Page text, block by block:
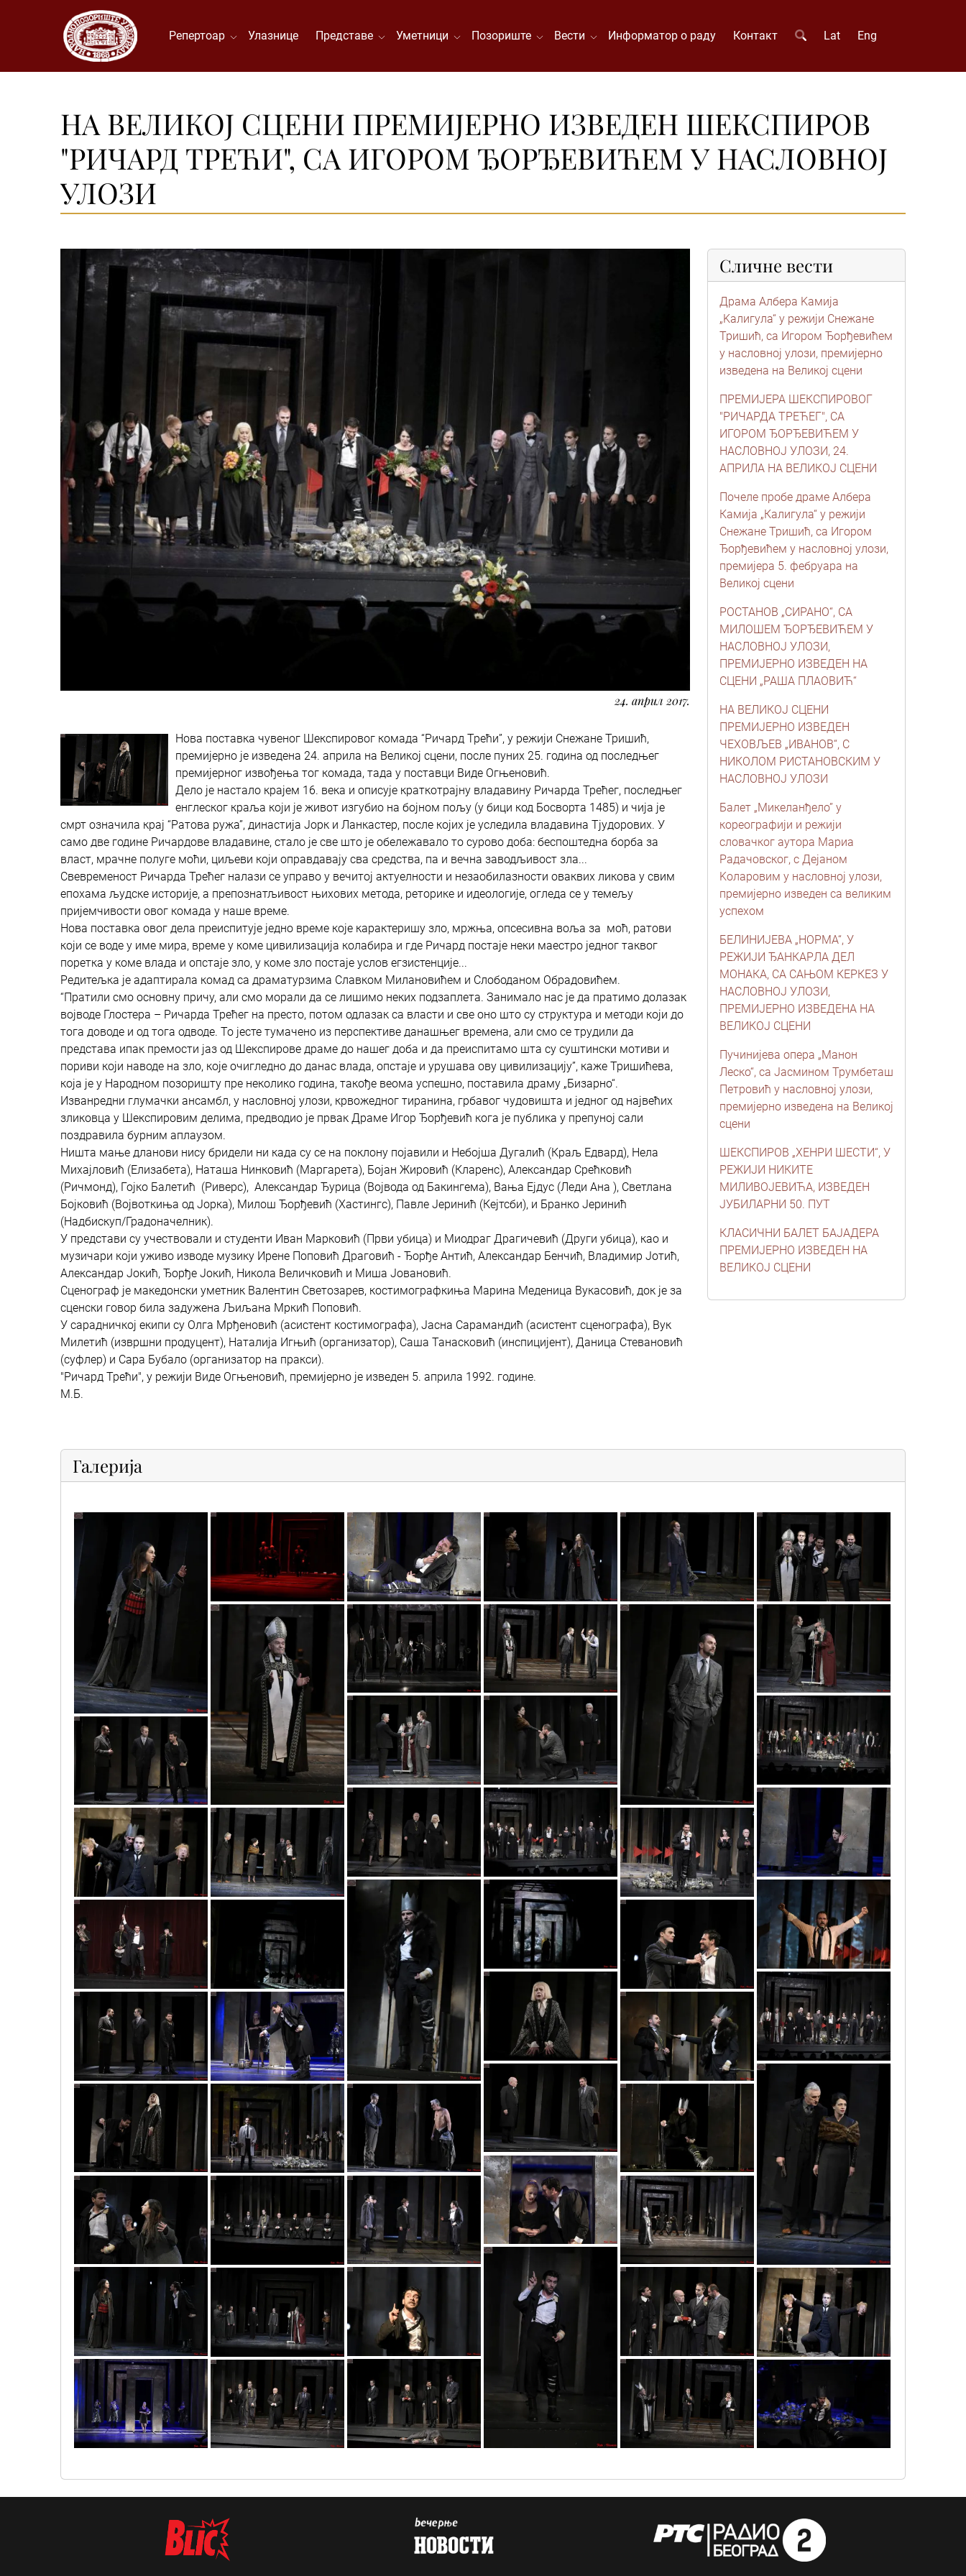
Репертоар Улазнице Представе Уметници Позориште Вести Информатор о раду Контакт Lat Eng
НА ВЕЛИКОЈ СЦЕНИ ПРЕМИЈЕРНО ИЗВЕДЕН ШЕКСПИРОВ
"РИЧАРД ТРЕЋИ", СА ИГОРОМ ЂОРЂЕВИЋЕМ У НАСЛОВНОЈ
УЛОЗИ
24. април 2017.
Нова поставка чувеног Шекспировог комада “Ричард Трећи”, у режији Снежане Тришић,
премијерно је изведена 24. априла на Великој сцени, после пуних 25. година од последњег
премијерног извођења тог комада, тада у поставци Виде Огњеновић.
Дело је настало крајем 16. века и описује краткотрајну владавину Ричарда Трећег, последњег
енглеског краља који је живот изгубио на бојном пољу (у бици код Босворта 1485) и чија је
смрт означила крај “Ратова ружа”, династија Јорк и Ланкастер, после којих је уследила владавина Тјудорових. У
само две године Ричардове владавине, стало је све што је обележавало то сурово доба: беспоштедна борба за
власт, мрачне полуге моћи, циљеви који оправдавају сва средства, па и вечна заводљивост зла...
Свевременост Ричарда Трећег налази се управо у вечитој актуелности и незаобилазности оваквих ликова у свим
епохама људске историје, а препознатљивост њихових метода, реторике и идеологије, огледа се у темељу
пријемчивости овог комада у наше време.
Нова поставка овог дела преиспитује једно време које карактеришу зло, мржња, опсесивна воља за моћ, ратови
који се воде у име мира, време у коме цивилизација колабира и где Ричард постаје неки маестро једног таквог
поретка у коме влада и опстаје зло, у коме зло постаје услов егзистенције...
Редитељка је адаптирала комад са драматурзима Славком Милановићем и Слободаном Обрадовићем.
“Пратили смо основну причу, али смо морали да се лишимо неких подзаплета. Занимало нас је да пратимо долазак
војводе Глостера – Ричарда Трећег на престо, потом одлазак са власти и све оно што су структура и методи који до
тога доводе и од тога одводе. То јесте тумачено из перспективе данашњег времена, али смо се трудили да
представа ипак премости јаз од Шекспирове драме до нашег доба и да преиспитамо шта су суштински мотиви и
пориви који наводе на зло, које очигледно до данас влада, опстаје и урушава ову цивилизацију”, каже Тришићева,
која је у Народном позоришту пре неколико година, такође веома успешно, поставила драму „Бизарно“.
Изванредни глумачки ансамбл, у насловној улози, крвожедног тиранина, грбавог чудовишта и једног од највећих
зликовца у Шекспировим делима, предводио је првак Драме Игор Ђорђевић кога је публика у препуној сали
поздравила бурним аплаузом.
Ништа мање дланови нису бридели ни када су се на поклону појавили и Небојша Дугалић (Краљ Едвард), Нела
Михајловић (Елизабета), Наташа Нинковић (Маргарета), Бојан Жировић (Кларенс), Александар Срећковић
(Ричмонд), Гојко Балетић (Риверс), Александар Ђурица (Војвода од Бакингема), Вања Ејдус (Леди Ана ), Светлана
Бојковић (Војвоткиња од Јорка), Милош Ђорђевић (Хастингс), Павле Јеринић (Кејтсби), и Бранко Јеринић
(Надбискуп/Градоначелник).
У представи су учествовали и студенти Иван Марковић (Први убица) и Миодраг Драгичевић (Други убица), као и
музичари који уживо изводе музику Ирене Поповић Драговић - Ђорђе Антић, Александар Бенчић, Владимир Јотић,
Александар Јокић, Ђорђе Јокић, Никола Величковић и Миша Јовановић.
Сценограф је македонски уметник Валентин Светозарев, костимографкиња Марина Меденица Вукасовић, док је за
сценски говор била задужена Љиљана Мркић Поповић.
У сарадничкој екипи су Олга Мрђеновић (асистент костимографа), Јасна Сарамандић (асистент сценографа), Вук
Милетић (извршни продуцент), Наталија Игњић (организатор), Саша Танасковић (инспицијент), Даница Стевановић
(суфлер) и Сара Бубало (организатор на пракси).
"Ричард Трећи", у режији Виде Огњеновић, премијерно је изведен 5. априла 1992. године.
М.Б.
Сличне вести
Драма Албера Kамија
„Kалигула“ у режији Снежане
Тришић, са Игором Ђорђевићем
у насловној улози, премијерно
изведена на Великој сцени
ПРЕМИЈЕРА ШЕКСПИРОВОГ
"РИЧАРДА ТРЕЋЕГ", СА
ИГОРОМ ЂОРЂЕВИЋЕМ У
НАСЛОВНОЈ УЛОЗИ, 24.
АПРИЛА НА ВЕЛИКОЈ СЦЕНИ
Почеле пробе драме Албера
Камија „Калигула“ у режији
Снежане Тришић, са Игором
Ђорђевићем у насловној улози,
премијера 5. фебруара на
Великој сцени
РОСТАНОВ „СИРАНО“, СА
МИЛОШЕМ ЂОРЂЕВИЋЕМ У
НАСЛОВНOЈ УЛОЗИ,
ПРЕМИЈЕРНО ИЗВЕДЕН НА
СЦЕНИ „РАША ПЛАОВИЋ“
НА ВЕЛИКОЈ СЦЕНИ
ПРЕМИЈЕРНО ИЗВЕДЕН
ЧЕХОВЉЕВ „ИВАНОВ“, С
НИКОЛОМ РИСТАНОВСКИМ У
НАСЛОВНОЈ УЛОЗИ
Балет „Микеланђело” у
кореографији и режији
словачког аутора Мариа
Радачовског, с Дејаном
Kоларовим у насловној улози,
премијерно изведен са великим
успехом
БЕЛИНИЈЕВА „НОРМА“, У
РЕЖИЈИ ЂАНКАРЛА ДЕЛ
МОНАКА, СА САЊОМ КЕРКЕЗ У
НАСЛОВНОЈ УЛОЗИ,
ПРЕМИЈЕРНО ИЗВЕДЕНА НА
ВЕЛИКОЈ СЦЕНИ
Пучинијева опера „Манон
Леско“, са Јасмином Трумбеташ
Петровић у насловној улози,
премијерно изведена на Великој
сцени
ШЕКСПИРОВ „ХЕНРИ ШЕСТИ“, У
РЕЖИЈИ НИКИТЕ
МИЛИВОЈЕВИЋА, ИЗВЕДЕН
ЈУБИЛАРНИ 50. ПУТ
КЛАСИЧНИ БАЛЕТ БАЈАДЕРА
ПРЕМИЈЕРНО ИЗВЕДЕН НА
ВЕЛИКОЈ СЦЕНИ
Галерија
vic5857
vic6345 vic5706 vic5896 vic5458 vic6597
vic6545
vic6223 vic6553
vic6195
vic6079
vic6092 vic6130
vic9773
vic6285
vic6291 vic9759
vic6456
vic6872
vic5823 vic9758
vic6902
vic9748
vic5416
vic5371
vic9749 vic6056
vic6256
vic9763
vic6280
vic6727
vic5551
vic6307
vic5791
vic6271 vic6339 vic6661
vic9745
vic5581
vic5965
vic5435 vic6538
vic6371
vic5727 vic6428
vic6158 vic6825
vic5493 vic6411 vic6558
vic6360 vic9734